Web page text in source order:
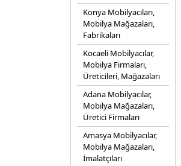
Konya Mobilyacıları,
Mobilya Mağazaları,
Fabrikaları
Kocaeli Mobilyacılar,
Mobilya Firmaları,
Üreticileri, Mağazaları
Adana Mobilyacılar,
Mobilya Mağazaları,
Üretici Firmaları
Amasya Mobilyacılar,
Mobilya Mağazaları,
İmalatçıları